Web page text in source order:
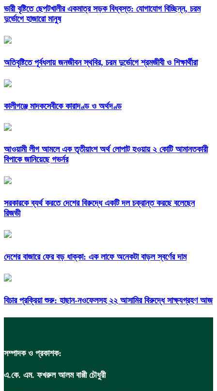
ভারী বৃষ্টিতে ছেপটখালীর একমাত্র সড়ক বিধ্বস্ত: যোগাযোগ বিচ্ছিন্ন, চরম
দুর্ভোগে হাজারো মানুষ
অতিবৃষ্টিতে পূর্বধলায় জনজীবন স্থবির, চরম দুর্ভোগে শ্রমজীবী ও শিক্ষার্থীরা
কালীগঞ্জে মাদকসেবীকে কারাদণ্ড ও অর্থদণ্ড
আওয়ামী লীগ আমলে এক তৃতীয়াংশ অর্থ লোপাট হওয়ায় ২ কোটি আমানতকারী
বিপাকে জানিয়েছে গভর্নর
সরকারকে ব্যর্থ করতে দেশের বিরুদ্ধে একটি দল চক্রান্ত করছে বলেছেন
রিজভী
দেশের বাজারে ফের বড় ধাক্কা: এক লাফে অনেকটা বাড়ল স্বর্ণের দাম
বিচার প্রক্রিয়া শুরু: হাছান-নওফেলসহ ২২ আসামির বিরুদ্ধে সাক্ষ্যগ্রহণ আজ
সম্পাদক ও প্রকাশক:
এ.কে. এম. ফখরুল আলম বাপ্পী চৌধুরী